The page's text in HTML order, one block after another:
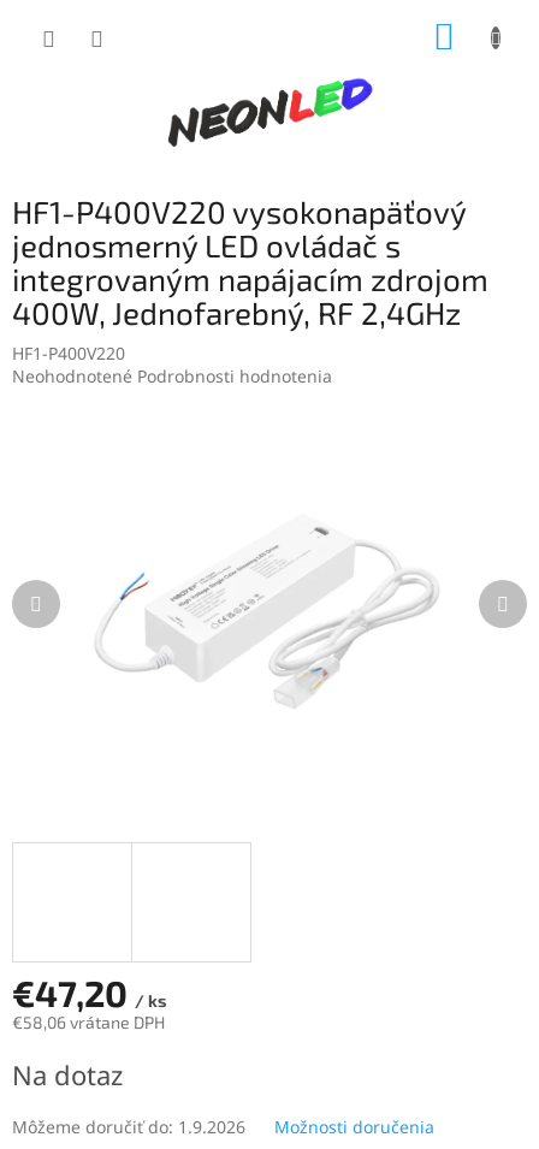
HF1-P400V220 vysokonapäťový
jednosmerný LED ovládač s
integrovaným napájacím zdrojom
400W, Jednofarebný, RF 2,4GHz
HF1-P400V220
Priemerné
Neohodnotené Podrobnosti hodnotenia
€47,20 / ks
€58,06 vrátane DPH
cena:
Na dotaz
Môžeme doručiť do: 1.9.2026 Možnosti doručenia